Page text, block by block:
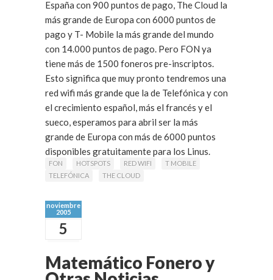
España con 900 puntos de pago, The Cloud la
más grande de Europa con 6000 puntos de
pago y T- Mobile la más grande del mundo
con 14.000 puntos de pago. Pero FON ya
tiene más de 1500 foneros pre-inscriptos.
Esto significa que muy pronto tendremos una
red wifi más grande que la de Telefónica y con
el crecimiento español, más el francés y el
sueco, esperamos para abril ser la más
grande de Europa con más de 6000 puntos
disponibles gratuitamente para los Linus.
FON HOTSPOTS RED WIFI
T MOBILE
TELEFÓNICA
THE CLOUD
noviembre
2005
5
Matemático Fonero y